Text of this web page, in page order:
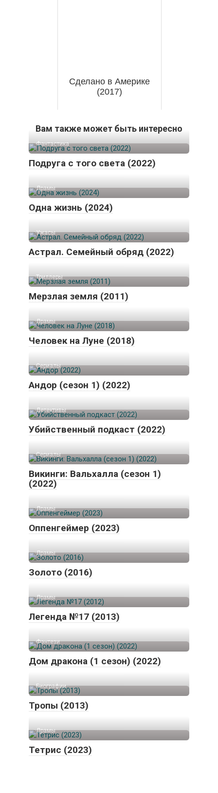
Сделано в Америке
(2017)
Вам также может быть интересно
Фантастика
Подруга с того света (2022)
Драмы
Одна жизнь (2024)
Ужасы
Астрал. Семейный обряд (2022)
Триллеры
Мерзлая земля (2011)
Драмы
Человек на Луне (2018)
Сериалы
Андор (сезон 1) (2022)
Детективы
Убийственный подкаст (2022)
Сериалы
Викинги: Вальхалла (сезон 1)
(2022)
Драмы
Оппенгеймер (2023)
Драмы
Золото (2016)
Драмы
Легенда №17 (2013)
Фэнтези
Дом дракона (1 сезон) (2022)
Биографии
Тропы (2013)
Драмы
Тетрис (2023)